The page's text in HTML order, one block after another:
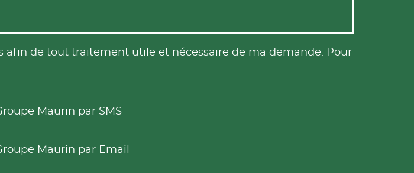
afin de tout traitement utile et nécessaire de ma demande. Pour
Maurin par SMS
Maurin par Email